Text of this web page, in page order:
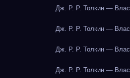
Дж. Р. Р. Толкин —
Дж. Р. Р. Толкин —
Дж. Р. Р. Толкин —
Дж. Р. Р. Толкин —